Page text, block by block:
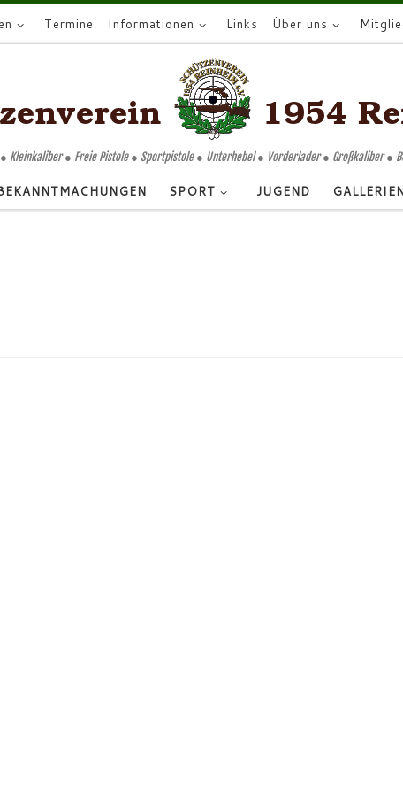
Termine Informationen Links Über uns
Kleinkaliber ● Freie Pistole ● Sportpistole ● Unterhebel ● Vorderlader ● Großkaliber ●
SPORT JUGEND